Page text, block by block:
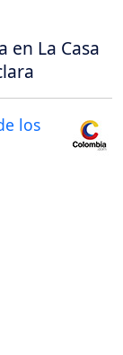
en La Casa